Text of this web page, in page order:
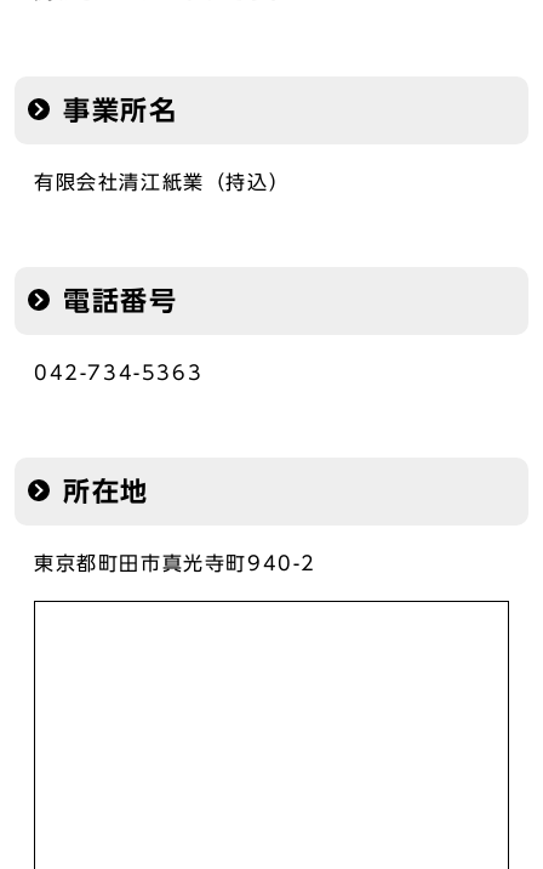
事業所名
有限会社清江紙業（持込）
電話番号
042-734-5363
所在地
東京都町田市真光寺町940-2